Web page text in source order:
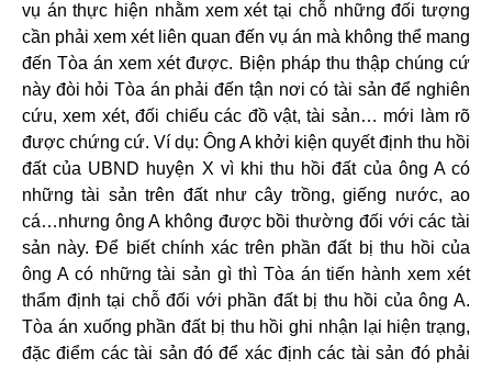
vụ án thực hiện nhằm xem xét tại chỗ những đối tượng
cần phải xem xét liên quan đến vụ án mà không thể mang
đến Tòa án xem xét được. Biện pháp thu thập chúng cứ
này đòi hỏi Tòa án phải đến tận nơi có tài sản để nghiên
cứu, xem xét, đối chiếu các đồ vật, tài sản… mới làm rõ
được chứng cứ. Ví dụ: Ông A khởi kiện quyết định thu hồi
đất của UBND huyện X vì khi thu hồi đất của ông A có
những tài sản trên đất như cây trồng, giếng nước, ao
cá…nhưng ông A không được bồi thường đối với các tài
sản này. Để biết chính xác trên phần đất bị thu hồi của
ông A có những tài sản gì thì Tòa án tiến hành xem xét
thẩm định tại chỗ đối với phần đất bị thu hồi của ông A.
Tòa án xuống phần đất bị thu hồi ghi nhận lại hiện trạng,
đặc điểm các tài sản đó để xác định các tài sản đó phải